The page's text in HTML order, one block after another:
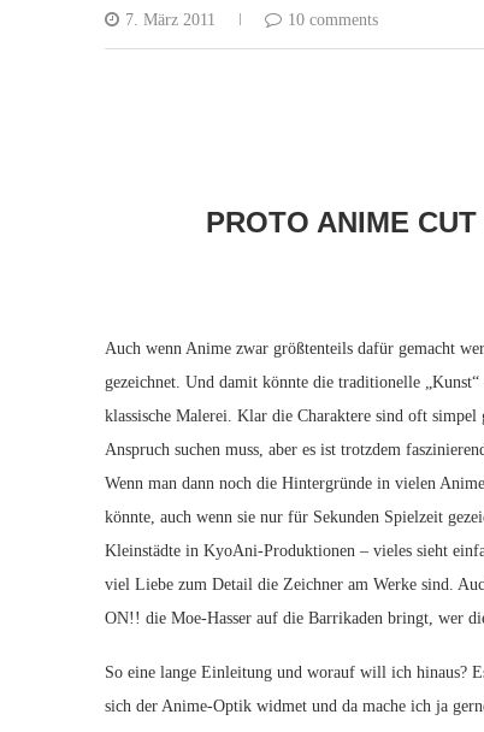
7. März 2011 10 comments
PROTO ANIME
Auch wenn Anime zwar größtenteils dafür gemacht
gezeichnet. Und damit könnte die traditionelle
klassische Malerei. Klar die Charaktere sind oft simpel
Anspruch suchen muss, aber es ist trotzdem
Wenn man dann noch die Hintergründe in vielen
könnte, auch wenn sie nur für Sekunden Spielzeit
Kleinstädte in KyoAni-Produktionen – vieles sieht
viel Liebe zum Detail die Zeichner am Werke sind.
ON!! die Moe-Hasser auf die Barrikaden bringt, wer
So eine lange Einleitung und worauf will ich hinaus?
sich der Anime-Optik widmet und da mache ich ja